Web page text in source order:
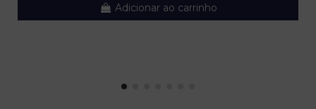
Adicionar ao carrinho